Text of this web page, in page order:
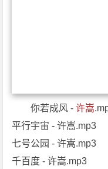
你若成风 -许嵩
平行宇宙 - 许嵩.mp3
七号公园 - 许嵩.mp3
千百度 - 许嵩.mp3